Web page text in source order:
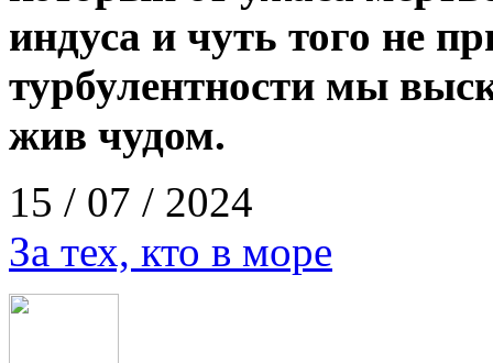
индуса и чуть того не
турбулентности мы
жив чудом.
15 / 07 / 2024
За тех, кто в море